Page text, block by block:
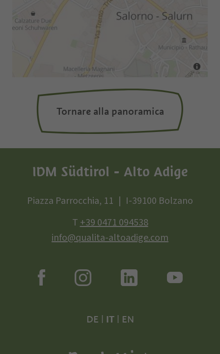
Tornare alla panoramica
IDM Südtirol - Alto Adige
Piazza Parrocchia, 11
I-39100 Bolzano
T+39 0471 094538
info@qualita-altoadige.com
DE IT| EN